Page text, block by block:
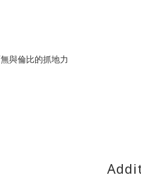
與倫比的抓地力